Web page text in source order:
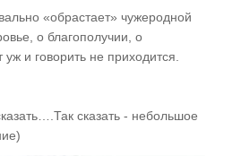
«обрастает» чужеродной
о благополучии, о
и говорить не приходится.
сказать - небольшое